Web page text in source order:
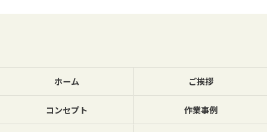
ホーム ご挨拶
コンセプト 作業事例